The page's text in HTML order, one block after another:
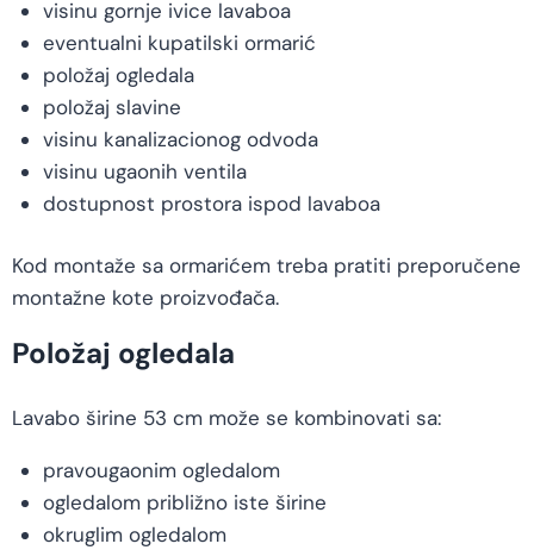
visinu gornje ivice lavaboa
eventualni kupatilski ormarić
položaj ogledala
položaj slavine
visinu kanalizacionog odvoda
visinu ugaonih ventila
dostupnost prostora ispod lavaboa
Kod montaže sa ormarićem treba pratiti preporučene
montažne kote proizvođača.
Položaj ogledala
Lavabo širine 53 cm može se kombinovati sa:
pravougaonim ogledalom
ogledalom približno iste širine
okruglim ogledalom